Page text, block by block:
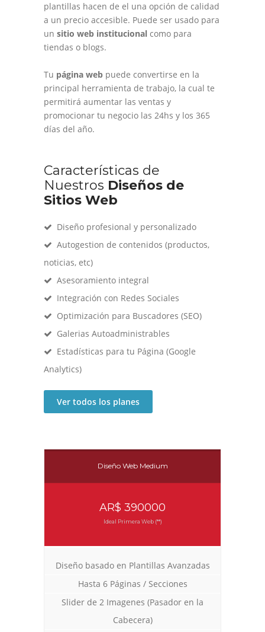
plantillas hacen de el una opción de calidad
a un precio accesible. Puede ser usado para
un sitio web institucional como para
tiendas o blogs.
Tu página web puede convertirse en la
principal herramienta de trabajo, la cual te
permitirá aumentar las ventas y
promocionar tu negocio las 24hs y los 365
días del año.
Características de
Nuestros Diseños de
Sitios Web
Diseño profesional y personalizado
Autogestion de contenidos (productos,
noticias, etc)
Asesoramiento integral
Integración con Redes Sociales
Optimización para Buscadores (SEO)
Galerias Autoadministrables
Estadísticas para tu Página (Google
Analytics)
Ver todos los planes
Diseño Web Medium
AR$ 390000
Ideal Primera Web (**)
Diseño basado en Plantillas Avanzadas
Hasta 6 Páginas / Secciones
Slider de 2 Imagenes (Pasador en la
Cabecera)
Rediseño Web con Tienda Virtual
Trabajos Web
Diseño Web con Tienda Virtual
Trabajos Web
Diseño Web para Empresa de Eventos
Trabajos Web